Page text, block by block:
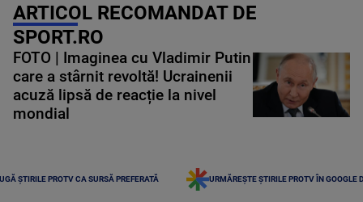
ARTICOL RECOMANDAT DE
SPORT.RO
FOTO | Imaginea cu Vladimir Putin
care a stârnit revoltă! Ucrainenii
acuză lipsă de reacție la nivel
mondial
ȘTIRILE PROTV CA SURSĂ PREFERATĂ URMĂREȘTE ȘTIRILE PROTV ÎN GOOGLE